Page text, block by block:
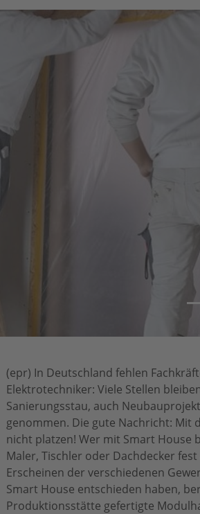
3
(epr) In Deutschland fehlen
Elektrotechniker: Viele Stellen
Sanierungsstau, auch
genommen. Die gute Nachricht: Mit
nicht platzen! Wer mit Smart House
Maler, Tischler oder Dachdecker
Erscheinen der verschiedenen
Smart House entschieden haben,
Produktionsstätte gefertigte